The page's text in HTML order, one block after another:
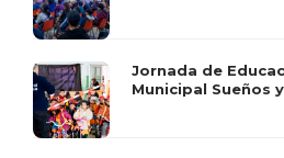
Jornada de
Municipal Sueños